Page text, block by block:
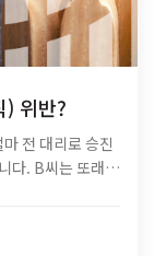
) 위반?
전 대리로 승진
다. B씨는 또래